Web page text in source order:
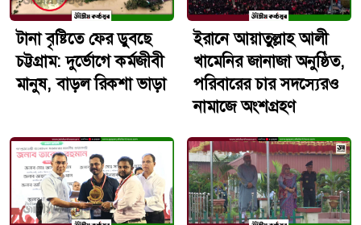
বিনোদন নয়, বরং একটি সম্মানজনক পেশা হিসেবে দাঁড় করানোর
এই উদ্যোগ দরিদ্র পরিবারগুলোর মুখে হাসি ফোটাতে শুরু
করেছে।নিজস্ব পর্যবেক্ষণ ও নেপথ্যের গল্পআমাদের দেশের
আনাচে-কানাচে এমন অসংখ্য দেব বা রাকিব ছড়িয়ে আছেন,
যাদের প্রতিভা অর্থাভাবে অঙ্কুরেই নষ্ট হয়ে যায়। এই প্রতিযোগিতার
সবচেয়ে বড় সাফল্য হলো, এটি শুধু কিছু পদক বিতরণের মধ্যে
সীমাবদ্ধ ছিল না, বরং এটি প্রমাণ করেছে যে মেধা কোনো নির্দিষ্ট
ঠিকানায় জন্ম নেয় না—সেটি বস্তি বা সাইকেলের দোকান থেকেও
আলো ছড়াতে পারে।গুরুত্বপূর্ণ দিক'নতুন কুঁড়ি স্পোর্টস'
প্রতিযোগিতার মূল স্লোগান ছিল 'স্বপ্নের পথে, বিজয়ের সাথে' এবং
প্রতিপাদ্য 'ক্রীড়া হলে পেশা, পরিবার পাবে ভরসা'।অনুষ্ঠানে প্রধান
টানা বৃষ্টিতে ফের ডুবছে
চট্টগ্রাম: দুর্ভোগে কর্মজীবী
মানুষ, বাড়ল রিকশা ভাড়া
ইরানে আয়াতুল্লাহ আলী
খামেনির জানাজা অনুষ্ঠিত,
পরিবারের চার সদস্যেরও
নামাজে অংশগ্রহণ